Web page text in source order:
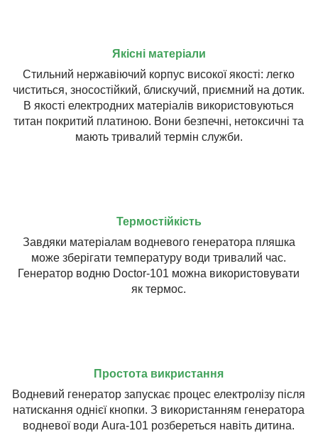
Якісні матеріали
Стильний нержавіючий корпус високої якості: легко
чиститься, зносостійкий, блискучий, приємний на дотик.
В якості електродних матеріалів використовуються
титан покритий платиною. Вони безпечні, нетоксичні та
мають тривалий термін служби.
Термостійкість
Завдяки матеріалам водневого генератора пляшка
може зберігати температуру води тривалий час.
Генератор водню Doctor-101 можна використовувати
як термос.
Простота викристання
Водневий генератор запускає процес електролізу після
натискання однієї кнопки. З використанням генератора
водневої води Aura-101 розбереться навіть дитина.